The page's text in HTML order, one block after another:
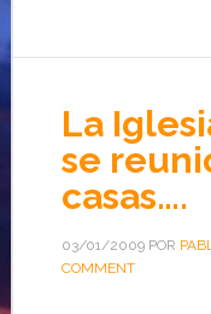
La
se
casas….
03/01/2009POR
COMMENT